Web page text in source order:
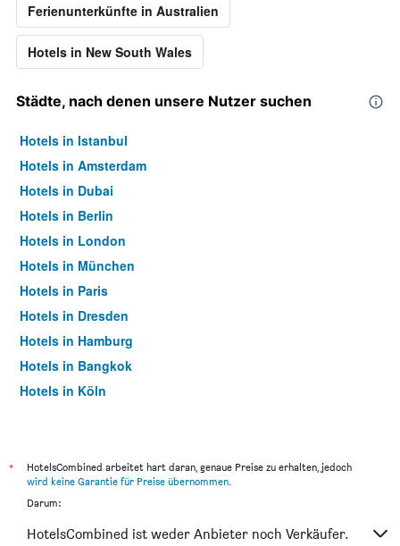
Ferienunterkünfte in Australien
Hotels in New South Wales
Städte, nach denen unsere Nutzer suchen
Hotels in Istanbul
Hotels in Amsterdam
Hotels in Dubai
Hotels in Berlin
Hotels in London
Hotels in München
Hotels in Paris
Hotels in Dresden
Hotels in Hamburg
Hotels in Bangkok
Hotels in Köln
*
HotelsCombined arbeitet hart daran, genaue Preise zu erhalten, jedoch
wird keine Garantie für Preise übernommen.
Darum:
HotelsCombined ist weder Anbieter noch Verkäufer.